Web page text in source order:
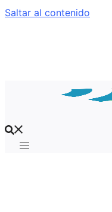
Saltar al contenido